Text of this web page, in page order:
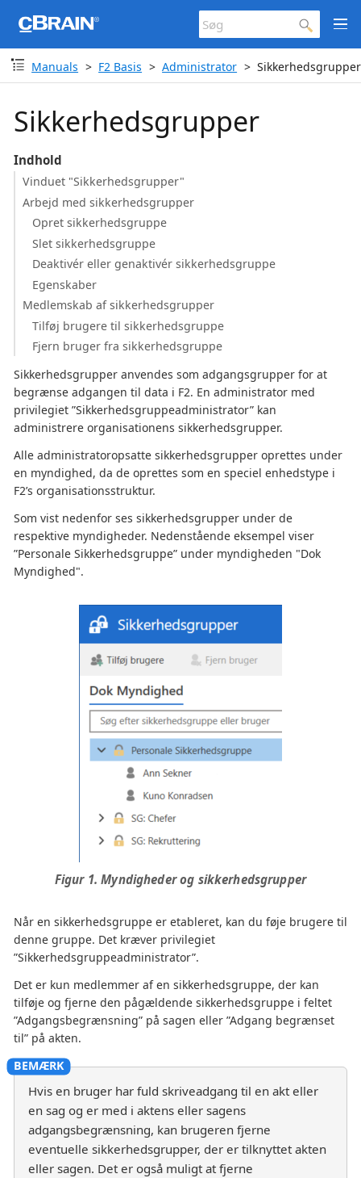
Manuals F2 Basis Administrator Sikkerhedsgrupper
Sikkerhedsgrupper
Indhold
Vinduet "Sikkerhedsgrupper"
Arbejd med sikkerhedsgrupper
Opret sikkerhedsgruppe
Slet sikkerhedsgruppe
Deaktivér eller genaktivér sikkerhedsgruppe
Egenskaber
Medlemskab af sikkerhedsgrupper
Tilføj brugere til sikkerhedsgruppe
Fjern bruger fra sikkerhedsgruppe
Sikkerhedsgrupper anvendes som adgangsgrupper for at
begrænse adgangen til data i F2. En administrator med
privilegiet ”Sikkerhedsgruppeadministrator” kan
administrere organisationens sikkerhedsgrupper.
Alle administratoropsatte sikkerhedsgrupper oprettes under
en myndighed, da de oprettes som en speciel enhedstype i
F2’s organisationsstruktur.
Som vist nedenfor ses sikkerhedsgrupper under de
respektive myndigheder. Nedenstående eksempel viser
”Personale Sikkerhedsgruppe” under myndigheden "Dok
Myndighed".
Figur 1. Myndigheder og sikkerhedsgrupper
Når en sikkerhedsgruppe er etableret, kan du føje brugere til
denne gruppe. Det kræver privilegiet
”Sikkerhedsgruppeadministrator”.
Det er kun medlemmer af en sikkerhedsgruppe, der kan
tilføje og fjerne den pågældende sikkerhedsgruppe i feltet
”Adgangsbegrænsning” på sagen eller ”Adgang begrænset
til” på akten.
Hvis en bruger har fuld skriveadgang til en akt eller
en sag og er med i aktens eller sagens
adgangsbegrænsning, kan brugeren fjerne
eventuelle sikkerhedsgrupper, der er tilknyttet akten
eller sagen. Det er også muligt at fjerne